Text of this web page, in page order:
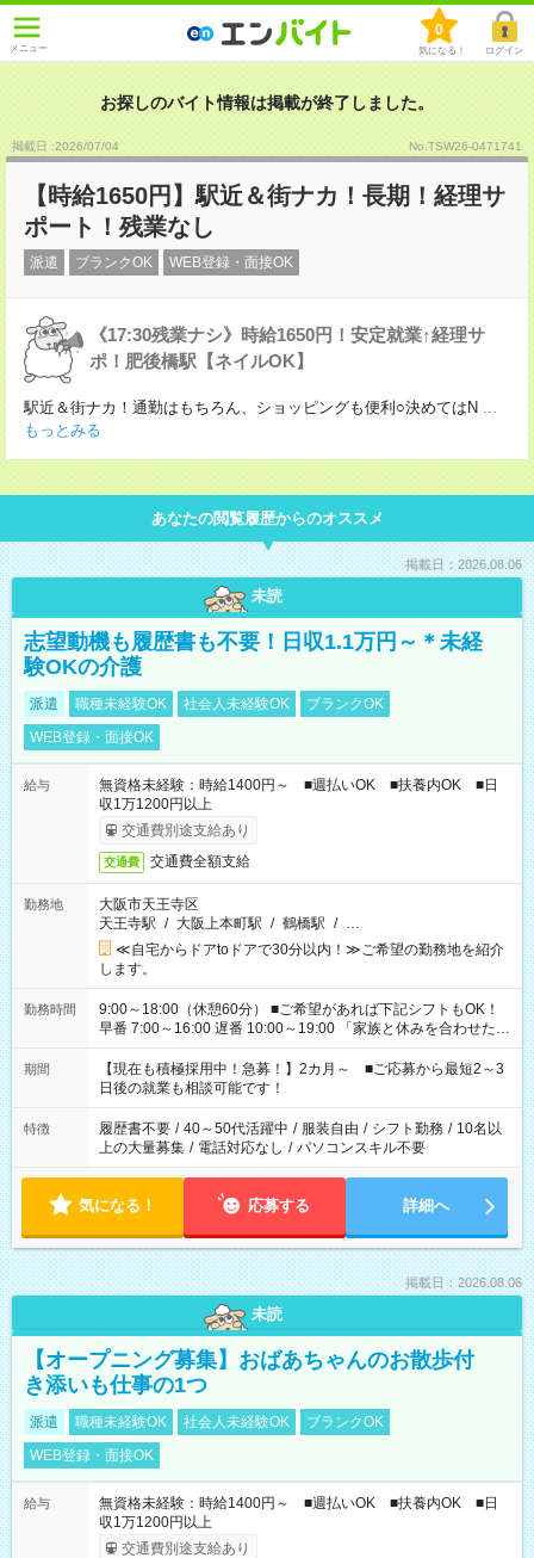
メニュー
0
気になる！ ログイン
お探しのバイト情報は掲載が終了しました。
掲載日 :2026/07/04 No.TSW26-0471741
【時給1650円】駅近＆街ナカ！長期！経理サ
ポート！残業なし
派遣 ブランクOK WEB登録・面接OK
《17:30残業ナシ》時給1650円！安定就業↑経理サ
ポ！肥後橋駅【ネイルOK】
駅近＆街ナカ！通勤はもちろん、ショッピングも便利○決めてはN ...
もっとみる
あなたの閲覧履歴からのオススメ
掲載日：2026.08.06
未読
志望動機も履歴書も不要！日収1.1万円～＊未経
験OKの介護
派遣 職種未経験OK 社会人未経験OK
ブランクOK
WEB登録・面接OK
給与
無資格未経験：時給1400円～ ■週払いOK ■扶養内OK ■日
収1万1200円以上
交通費別途支給あり
交通費 交通費全額支給
勤務地
大阪市天王寺区
天王寺駅 / 大阪上本町駅 / 鶴橋駅 / …
≪自宅からドアtoドアで30分以内！≫ご希望の勤務地を紹介
します。
勤務時間
9:00～18:00（休憩60分） ■ご希望があれば下記シフトもOK！
早番 7:00～16:00 遅番 10:00～19:00 「家族と休みを合わせた
い」 「余裕を持って夕飯の準備がしたい」 「できれば残業はし
たくない」 など、ご希望を教えてくださいね。 ※Wワーク希望
の方へ 今ご覧のお仕事で希望する勤務時間と、もう1つのお仕事
の勤務時間。 合計で週40時間を超える場合は応募できません。
期間
【現在も積極採用中！急募！】2カ月～ ■ご応募から最短2～3
日後の就業も相談可能です！
特徴 履歴書不要 / 40～50代活躍中 / 服装自由 / シフト勤務 / 10名以
上の大量募集 / 電話対応なし / パソコンスキル不要
気になる！ 応募する 詳細へ
掲載日：2026.08.06
未読
【オープニング募集】おばあちゃんのお散歩付
き添いも仕事の1つ
派遣 職種未経験OK 社会人未経験OK
ブランクOK
WEB登録・面接OK
給与
無資格未経験：時給1400円～ ■週払いOK ■扶養内OK ■日
収1万1200円以上
交通費別途支給あり